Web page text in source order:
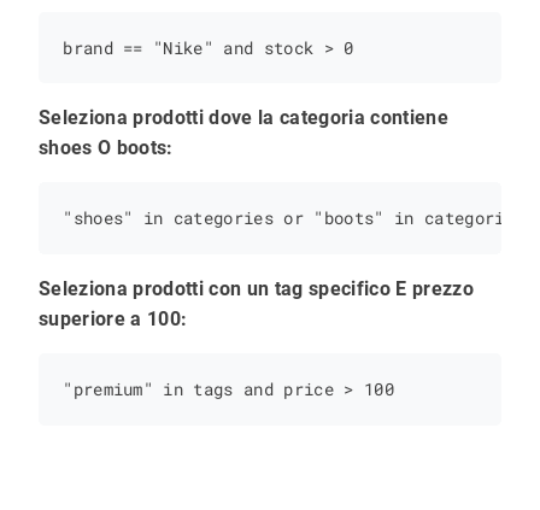
Seleziona prodotti dove la categoria contiene
shoes O boots:
Seleziona prodotti con un tag specifico E prezzo
superiore a 100: